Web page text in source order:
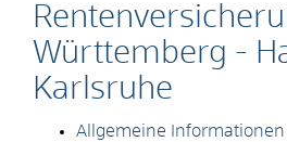
Württemberg -
Karlsruhe
Allgemeine Informationen